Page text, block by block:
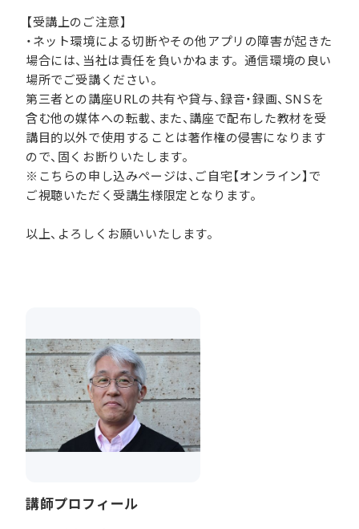
【受講上のご注意】
・ネット環境による切断やその他アプリの障害が起きた
場合には、当社は責任を負いかねます。通信環境の良い
場所でご受講ください。
第三者との講座URLの共有や貸与、録音・録画、SNSを
含む他の媒体への転載、また、講座で配布した教材を受
講目的以外で使用することは著作権の侵害になります
ので、固くお断りいたします。
※こちらの申し込みページは、ご自宅【オンライン】で
ご視聴いただく受講生様限定となります。
以上、よろしくお願いいたします。
講師プロフィール